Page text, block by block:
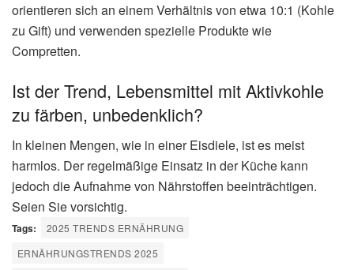
orientieren sich an einem Verhältnis von etwa 10:1 (Kohle
zu Gift) und verwenden spezielle Produkte wie
Compretten.
Ist der Trend, Lebensmittel mit Aktivkohle
zu färben, unbedenklich?
In kleinen Mengen, wie in einer Eisdiele, ist es meist
harmlos. Der regelmäßige Einsatz in der Küche kann
jedoch die Aufnahme von Nährstoffen beeinträchtigen.
Seien Sie vorsichtig.
Tags:
2025 TRENDS ERNÄHRUNG
ERNÄHRUNGSTRENDS 2025